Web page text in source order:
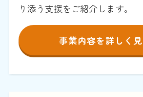
り添う支援をご紹介します。
事業内容を詳しく見